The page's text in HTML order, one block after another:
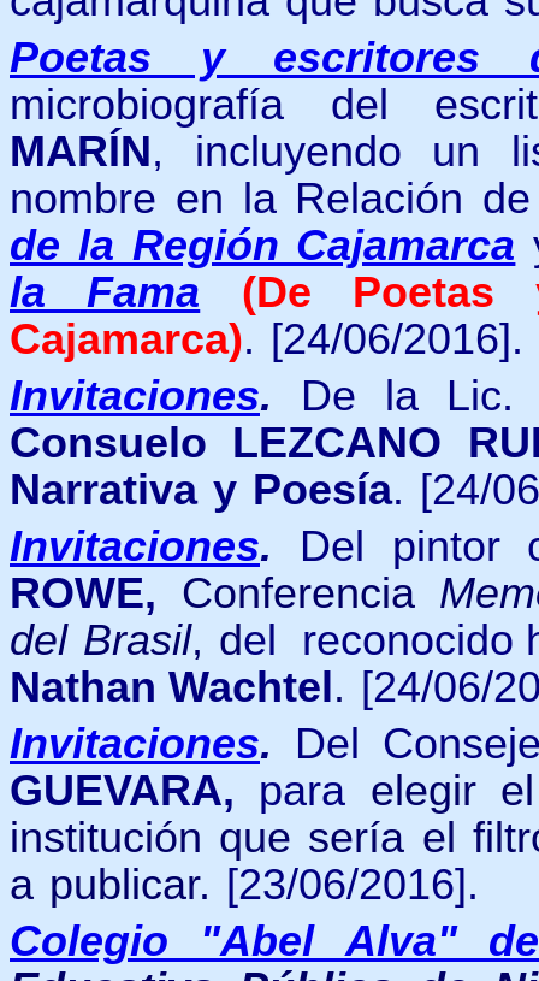
Poetas y escritores
microbiografía del
MARÍN, incluyendo un
nombre en la Relación
de la Región Cajamarca
la Fama
(De Poetas
Cajamarca). [24/06/2016].
Invitaciones. De la Lic.
Consuelo LEZCANO
Narrativa y Poesía. [24/
Invitaciones. Del pintor
ROWE, Conferencia
del Brasil, del reconocido
Nathan Wachtel . [24/06/
Invitaciones. Del
GUEVARA, para elegir
institución que sería el
a publicar. [23/06/2016].
Colegio "Abel Alva"